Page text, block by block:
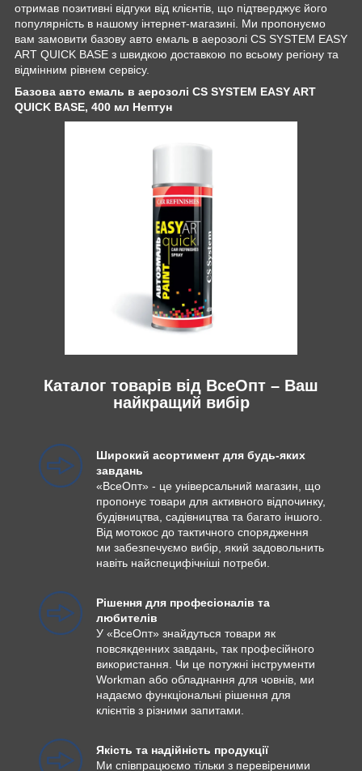
отримав позитивні відгуки від клієнтів, що підтверджує його
популярність в нашому інтернет-магазині. Ми пропонуємо
вам замовити базову авто емаль в аерозолі CS SYSTEM EASY
ART QUICK BASE з швидкою доставкою по всьому регіону та
відмінним рівнем сервісу.
Базова авто емаль в аерозолі CS SYSTEM EASY ART
QUICK BASE, 400 мл Нептун
Каталог товарів від ВсеОпт – Ваш
найкращий вибір
Широкий асортимент для будь-яких
завдань
«ВсеОпт» - це універсальний магазин, що
пропонує товари для активного відпочинку,
будівництва, садівництва та багато іншого.
Від мотокос до тактичного спорядження
ми забезпечуємо вибір, який задовольнить
навіть найспецифічніші потреби.
Рішення для професіоналів та
любителів
У «ВсеОпт» знайдуться товари як
повсякденних завдань, так професійного
використання. Чи це потужні інструменти
Workman або обладнання для човнів, ми
надаємо функціональні рішення для
клієнтів з різними запитами.
Якість та надійність продукції
Ми співпрацюємо тільки з перевіреними